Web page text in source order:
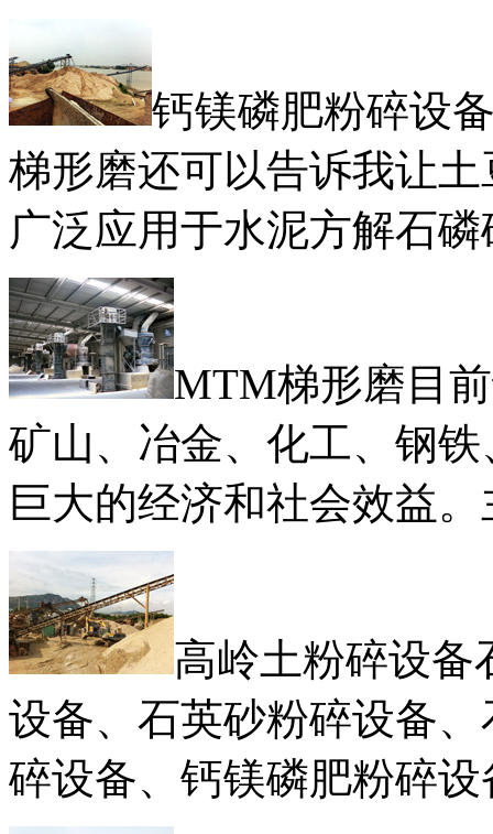
钙镁磷肥粉碎设
梯形磨还可以告诉我让
广泛应用于水泥方解石
MTM梯形磨目
矿山、冶金、化工、钢
巨大的经济和社会效益
高岭土粉碎设备
设备、石英砂粉碎设备
碎设备、钙镁磷肥粉碎